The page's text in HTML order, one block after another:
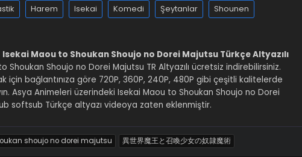
Harem Isekai Komedi Şeytanlar
Shounen
Isekai Maou to Shoukan Shoujo no Dorei Majutsu Türkçe Altyazılı
Shoukan Shoujo no Dorei Majutsu TR Altyazılı ücretsiz indirebilirsiniz.
için bağlantınıza göre 720P, 360P, 240P, 480P gibi çeşitli kalitelerde
Asya Animeleri üzerindeki Isekai Maou to Shoukan Shoujo no Dorei
softsub Türkçe altyazı videoya zaten eklenmiştir.
shoujo no dorei majutsu 異世界魔王と召喚少女の奴隷魔術